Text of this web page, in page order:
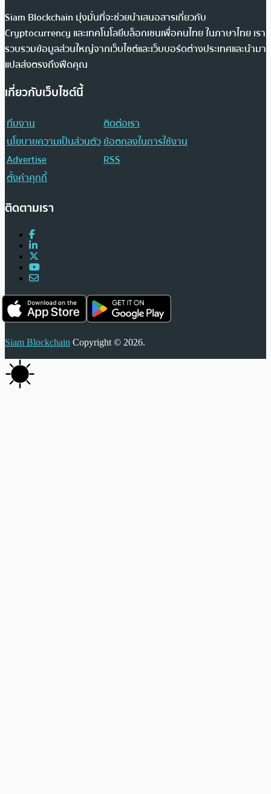
Siam Blockchain มุ่งมั่นที่จะช่วยนำเสนอสารเกี่ยวกับ
Cryptocurrency และเทคโนโลยีบล็อกเชนเพื่อคนไทย ในภาษาไทย เรา
รวบรวมข้อมูลส่วนใหญ่จากเว็บไซต์และเว็บบอร์ดต่างประเทศและนำมา
แปลส่งตรงถึงฟีดคุณ
เกี่ยวกับเว็บไซต์นี้
ทีมงาน
ติดต่อเรา
นโยบายความเป็นส่วนตัวข้อตกลงในการใช้งาน
Advertise
RSS
ตั้งค่าคุกกี้
ติดตามเรา
Siam Blockchain Copyright © 2026.